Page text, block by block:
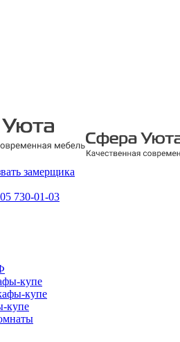
замерщика
730-01-03
купе
купе
купе